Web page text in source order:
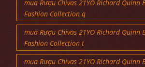
mua Rượu Chivas 21YO Richard Quinn
Fashion Collection q
mua Rượu Chivas 21YO Richard Quinn
Fashion Collection t
mua Rượu Chivas 21YO Richard Quinn